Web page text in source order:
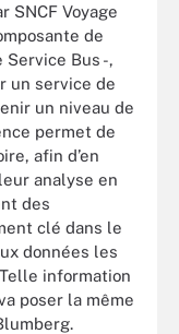
SNCF Voyage
de
Service Bus -,
un service de
un niveau de
permet de
afin d’en
analyse en
des
clé dans le
données les
information
poser la même